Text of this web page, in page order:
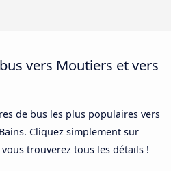
vers Moutiers et vers
de bus les plus populaires vers
Cliquez simplement sur
trouverez tous les détails !